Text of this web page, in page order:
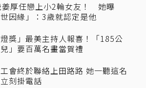
厚任戀上小2輪女友！ 她曝
世因緣」：3歲就認定是他
燈獎」最美主持人報喜！「185公
」要百萬名畫當賀禮
會終於聯絡上田路路 她一聽這名
刻掛電話